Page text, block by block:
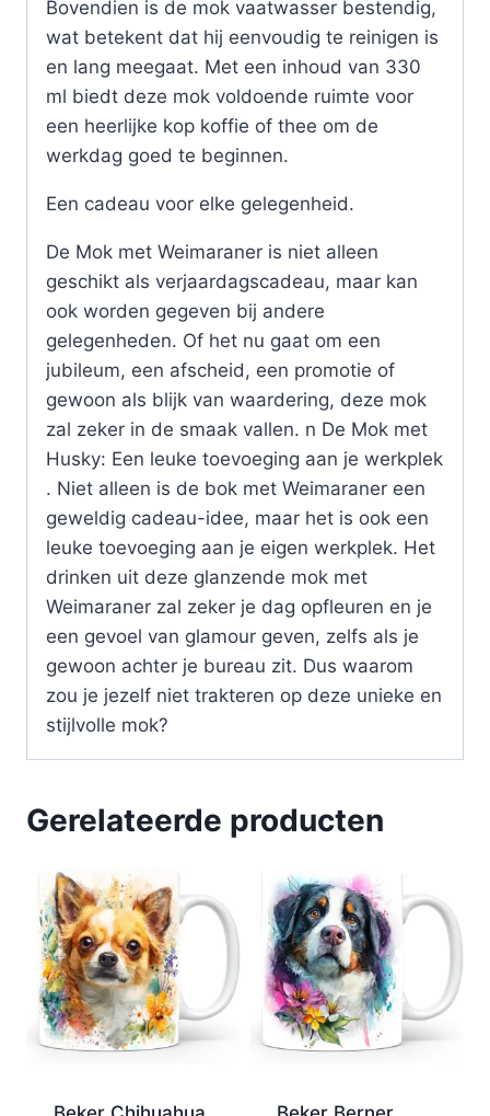
Bovendien is de mok vaatwasser bestendig,
wat betekent dat hij eenvoudig te reinigen is
en lang meegaat. Met een inhoud van 330
ml biedt deze mok voldoende ruimte voor
een heerlijke kop koffie of thee om de
werkdag goed te beginnen.
Een cadeau voor elke gelegenheid.
De Mok met Weimaraner is niet alleen
geschikt als verjaardagscadeau, maar kan
ook worden gegeven bij andere
gelegenheden. Of het nu gaat om een
jubileum, een afscheid, een promotie of
gewoon als blijk van waardering, deze mok
zal zeker in de smaak vallen. n De Mok met
Husky: Een leuke toevoeging aan je werkplek
. Niet alleen is de bok met Weimaraner een
geweldig cadeau-idee, maar het is ook een
leuke toevoeging aan je eigen werkplek. Het
drinken uit deze glanzende mok met
Weimaraner zal zeker je dag opfleuren en je
een gevoel van glamour geven, zelfs als je
gewoon achter je bureau zit. Dus waarom
zou je jezelf niet trakteren op deze unieke en
stijlvolle mok?
Gerelateerde producten